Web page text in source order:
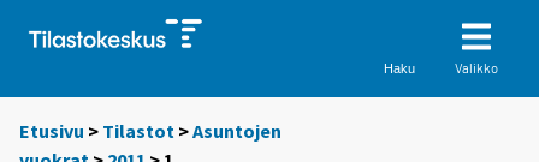
Haku Valikko
Etusivu > Tilastot >Asuntojen